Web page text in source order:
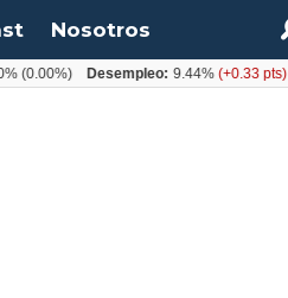
Nosotros
Desempleo: 9.44%(+0.33 pts)